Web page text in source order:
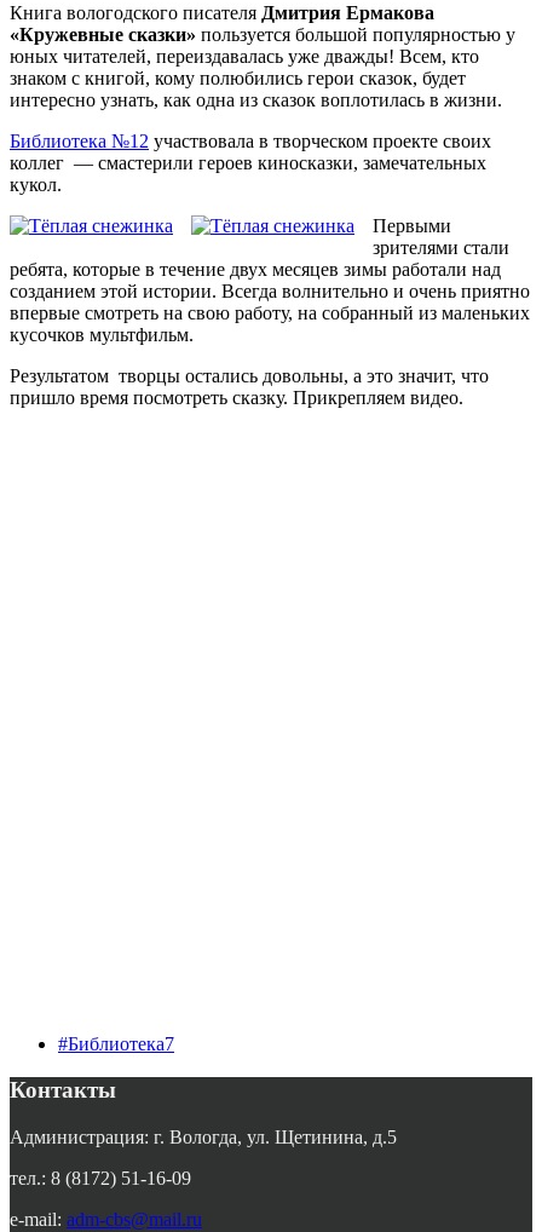
Книга вологодского писателя Дмитрия Ермакова
«Кружевные сказки» пользуется большой популярностью у
юных читателей, переиздавалась уже дважды! Всем, кто
знаком с книгой, кому полюбились герои сказок, будет
интересно узнать, как одна из сказок воплотилась в жизни.
Библиотека №12 участвовала в творческом проекте своих
коллег — смастерили героев киносказки, замечательных
кукол.
Первыми
зрителями стали
ребята, которые в течение двух месяцев зимы работали над
созданием этой истории. Всегда волнительно и очень приятно
впервые смотреть на свою работу, на собранный из маленьких
кусочков мультфильм.
Результатом творцы остались довольны, а это значит, что
пришло время посмотреть сказку. Прикрепляем видео.
#Библиотека7
Контакты
Администрация: г. Вологда, ул. Щетинина, д.5
тел.: 8 (8172) 51-16-09
e-mail: adm-cbs@mail.ru